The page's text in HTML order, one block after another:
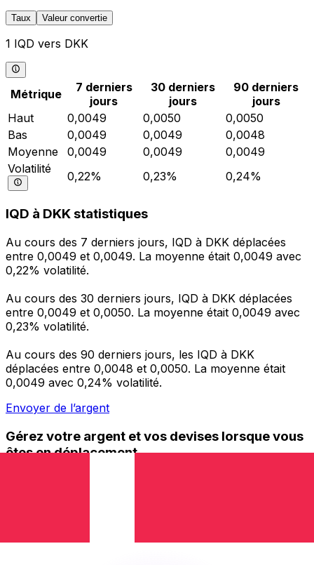
Taux Valeur convertie
1 IQD vers DKK
Métrique
7 derniers
jours
30 derniers
jours
90 derniers
jours
Haut
0,0049 0,0050
0,0050
Bas
0,0049 0,0049
0,0048
Moyenne
0,0049 0,0049
0,0049
Volatilité
0,22% 0,23% 0,24%
IQD à DKK statistiques
Au cours des 7 derniers jours, IQD à DKK déplacées
entre 0,0049 et 0,0049. La moyenne était 0,0049 avec
0,22% volatilité.
Au cours des 30 derniers jours, IQD à DKK déplacées
entre 0,0049 et 0,0050. La moyenne était 0,0049 avec
0,23% volatilité.
Au cours des 90 derniers jours, les IQD à DKK
déplacées entre 0,0048 et 0,0050. La moyenne était
0,0049 avec 0,24% volatilité.
Envoyer de l’argent
Gérez votre argent et vos devises lorsque vous
êtes en déplacement